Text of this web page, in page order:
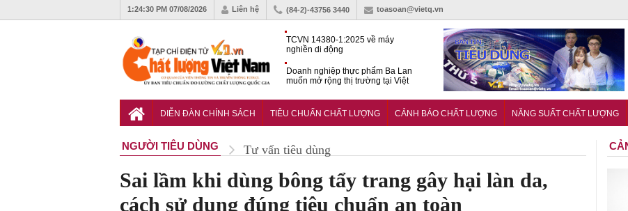
1:24:31 PM 07/08/2026 Liên hệ (84-2)-43756 3440 toasoan@vietq.vn
TCVN 14380-1:2025 về máy
nghiền di động
Doanh nghiệp thực phẩm Ba Lan
muốn mở rộng thị trường tại Việt
nghiệp chinh phục thị trường halal
DIỄN ĐÀN CHÍNH SÁCH TIÊU CHUẨN CHẤT LƯỢNG CẢNH BÁO CHẤT LƯỢNG NĂNG SUẤT CHẤT LƯỢNG
NGƯỜI TIÊU DÙNG Tư vấn tiêu dùng
Sai lầm khi dùng bông tẩy trang gây hại làn da,
cách sử dụng đúng tiêu chuẩn an toàn